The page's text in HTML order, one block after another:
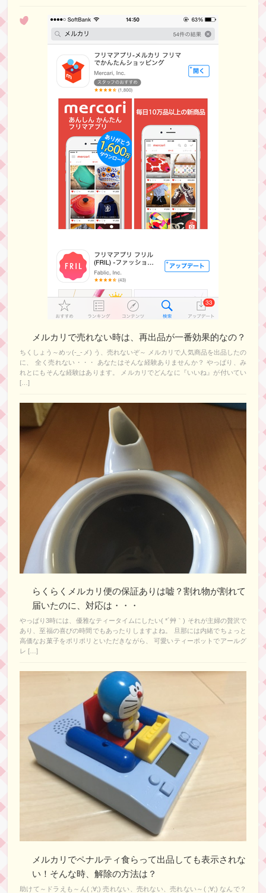
メルカリで売れない時は、再出品が一番効果的なの？
ちくしょう～めッ(-_-メ) う、売れないぞ～ メルカリで人気商品を出品したの
に、 全く売れない・・・ あなたはそんな経験ありませんか？ やっぱり、み
れとにもそんな経験はあります。 メルカリでどんなに『いいね』が付いてい
[…]
らくらくメルカリ便の保証ありは嘘？割れ物が割れて
届いたのに、対応は・・・
やっぱり3時には、優雅なティータイムにしたい( *´艸｀) それが主婦の贅沢で
あり、至福の喜びの時間でもあったりしますよね。 旦那には内緒でちょっと
高価なお菓子をポリポリといただきながら、 可愛いティーポットでアールグ
レ […]
メルカリでペナルティ食らって出品しても表示されな
い！そんな時、解除の方法は？
助けて～ドラえも～ん( ;∀;) 売れない、売れない、売れない～( ;∀;) なんで？